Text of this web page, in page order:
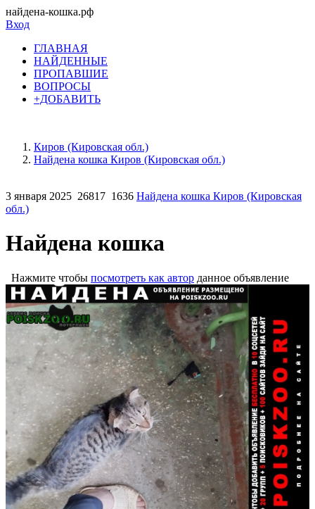
найдена-кошка.рф
Вход
ГЛАВНАЯ
НАЙДЕННЫЕ
ПРОПАВШИЕ
ВОПРОСЫ
+ДОБАВИТЬ
Киров (Кировская обл.)
Найдена кошка Киров (Кировская обл.)
3 января 2025 26817 1636 Найдена кошка Киров (Кировская
обл.)
Найдена кошка
Нажмите чтобы посмотреть как автор данное объявление